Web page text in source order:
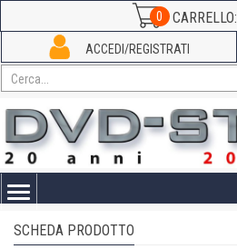
0 CARRELLO:
ACCEDI/REGISTRATI
Toggle
SCHEDA PRODOTTO